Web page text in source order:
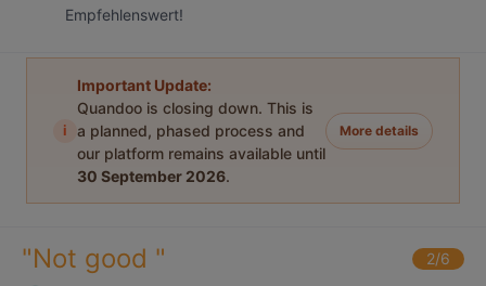
Empfehlenswert!
i
Important Update:
Quandoo is closing down. This is
a planned, phased process and
our platform remains available until
30 September 2026.
More details
"Not good " 2/6